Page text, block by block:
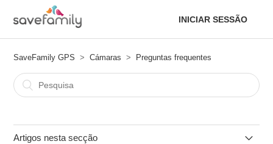
INICIAR SESSÃO
SaveFamily GPS Cámaras Preguntas frequentes
Artigos nesta secção